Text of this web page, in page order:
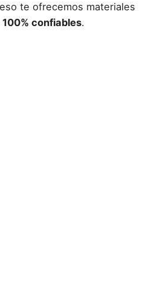
te ofrecemos materiales
100% confiables.